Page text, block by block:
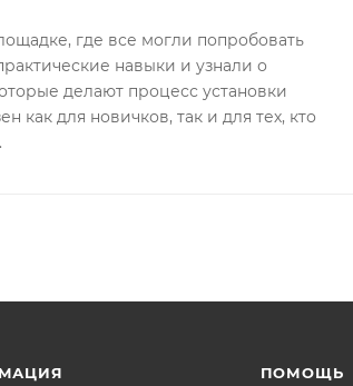
где все могли попробовать
навыки и узнали о
делают процесс установки
как для новичков, так и для тех, кто
ПОМОЩЬ